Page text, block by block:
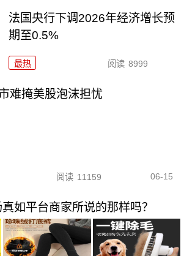
法国央行下调2026年经济增长预
期至0.5%
最热 阅读 8999
难掩美股泡沫担忧
阅读 11159 06-15
如平台商家所说的那样吗？